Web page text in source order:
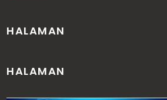
HALAMAN
HALAMAN